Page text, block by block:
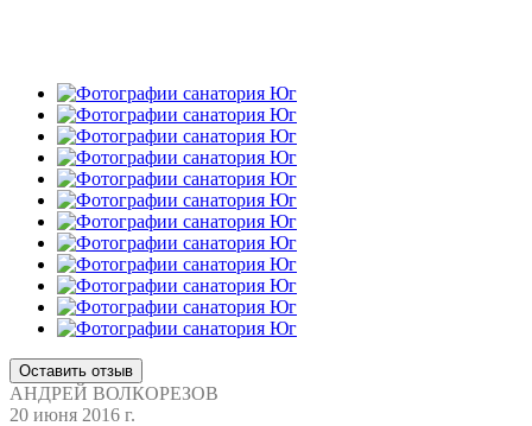
Оставить отзыв
АНДРЕЙ ВОЛКОРЕЗОВ
20 июня 2016 г.